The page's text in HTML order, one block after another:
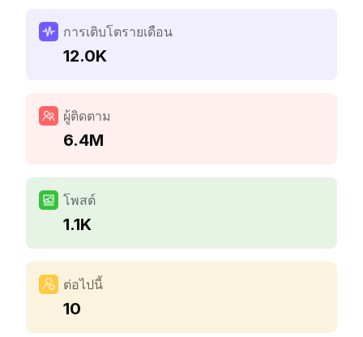
การเติบโตรายเดือน
12.0K
ผู้ติดตาม
6.4M
โพสต์
1.1K
ต่อไปนี้
10